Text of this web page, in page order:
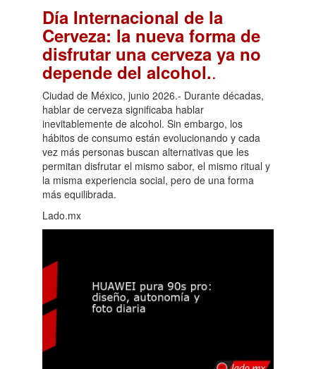
Día Internacional de la
Cerveza: la nueva forma de
disfrutar una cerveza ya no
depende del alcohol..
Ciudad de México, junio 2026.- Durante décadas,
hablar de cerveza significaba hablar
inevitablemente de alcohol. Sin embargo, los
hábitos de consumo están evolucionando y cada
vez más personas buscan alternativas que les
permitan disfrutar el mismo sabor, el mismo ritual y
la misma experiencia social, pero de una forma
más equilibrada.
Lado.mx